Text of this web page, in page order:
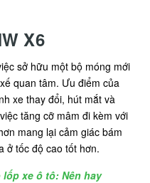
X6
sở hữu một bộ móng mới
quan tâm. Ưu điểm của
xe thay đổi, hút mắt và
tăng cỡ mâm đi kèm với
mang lại cảm giác bám
ở tốc độ cao tốt hơn.
lốp xe ô tô: Nên hay